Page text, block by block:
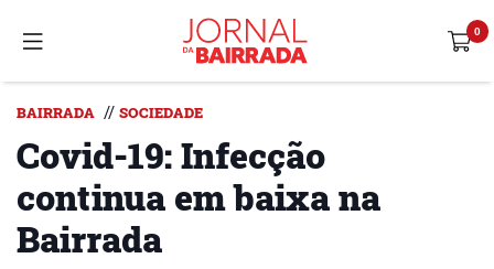
BAIRRADA // SOCIEDADE
Covid-19: Infecção
continua em baixa na
Bairrada